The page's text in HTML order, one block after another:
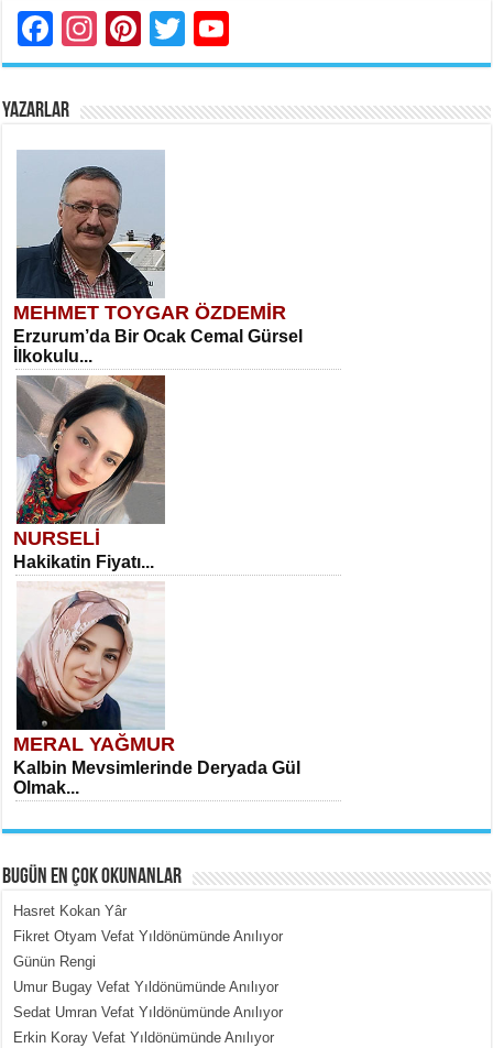
Facebook
Instagram
Pinterest
Twitter
YAZARLAR
MEHMET TOYGAR ÖZDEMİR
Erzurum’da Bir Ocak Cemal Gürsel
İlkokulu...
NURSELİ
Hakikatin Fiyatı...
MERAL YAĞMUR
Kalbin Mevsimlerinde Deryada Gül
Olmak...
MEHMET ÇOBAN
İçerdeki Put Dışardaki Maskeler...
BUGÜN EN ÇOK OKUNANLAR
Hasret Kokan Yâr
Fikret Otyam Vefat Yıldönümünde Anılıyor
Günün Rengi
Umur Bugay Vefat Yıldönümünde Anılıyor
Sedat Umran Vefat Yıldönümünde Anılıyor
Erkin Koray Vefat Yıldönümünde Anılıyor